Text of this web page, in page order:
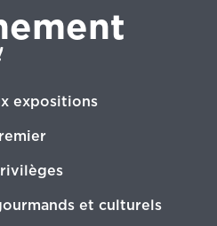
expositions
et culturels